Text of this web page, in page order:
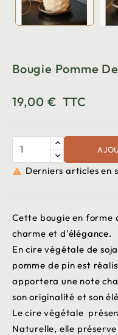
Bougie Pomme
19,00 € TTC
 Derniers articles en
Cette bougie en forme
charme et d'élégance.
En cire végétale de
pomme de pin est
apportera une note
son originalité et son
Le cire végétale
Naturelle, elle